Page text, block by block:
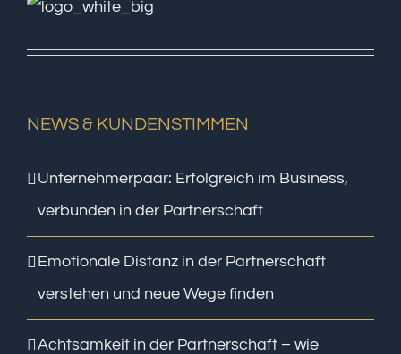
NEWS & KUNDENSTIMMEN
Unternehmerpaar: Erfolgreich im Business,
verbunden in der Partnerschaft
Emotionale Distanz in der Partnerschaft
verstehen und neue Wege finden
Achtsamkeit in der Partnerschaft – wie